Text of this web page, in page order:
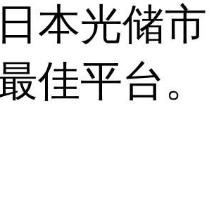
本光储市
佳平台。